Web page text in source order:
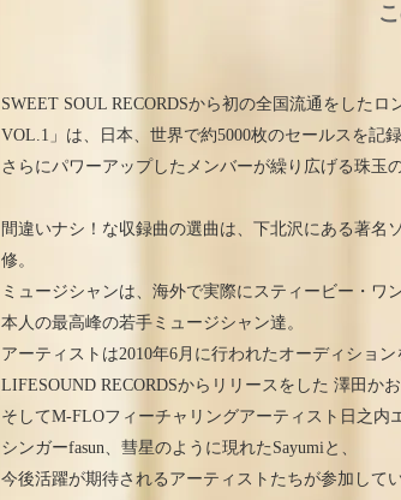
SWEET SOUL RECORDSから初の全国流通をした
VOL.1」は、日本、世界で約5000枚のセールスを記録
さらにパワーアップしたメンバーが繰り広げる珠玉
間違いナシ！な収録曲の選曲は、下北沢にある著名
修。
ミュージシャンは、海外で実際にスティービー・ワ
本人の最高峰の若手ミュージシャン達。
アーティストは2010年6月に行われたオーディショ
LIFESOUND RECORDSからリリースをした 澤田かお
そしてM-FLOフィーチャリングアーティスト日之
シンガーfasun、彗星のように現れたSayumiと、
今後活躍が期待されるアーティストたちが参加してい